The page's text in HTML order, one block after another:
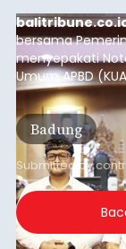
bersama
menyepakati
Umum APBD
Sementara
rapat paripurna
Badung, Kamis
Badung
Submitted by